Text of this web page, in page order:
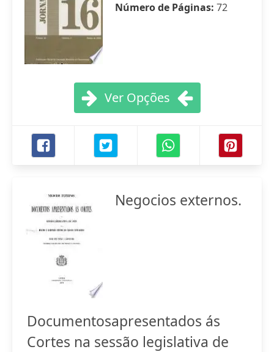
Número de Páginas: 72
Ver Opções
Negocios externos.
Documentosapresentados ás
Cortes na sessão legislativa de